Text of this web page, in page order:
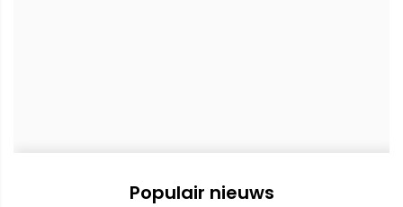
Populair nieuws